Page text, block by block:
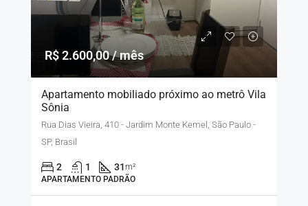
R$ 2.600,00 / mês
Apartamento mobiliado próximo ao metrô Vila
Sônia
Rua Dias Vieira, 410 - Jardim Monte Kemel, São Paulo -
SP, Brasil
2 1 31m²
APARTAMENTO PADRÃO